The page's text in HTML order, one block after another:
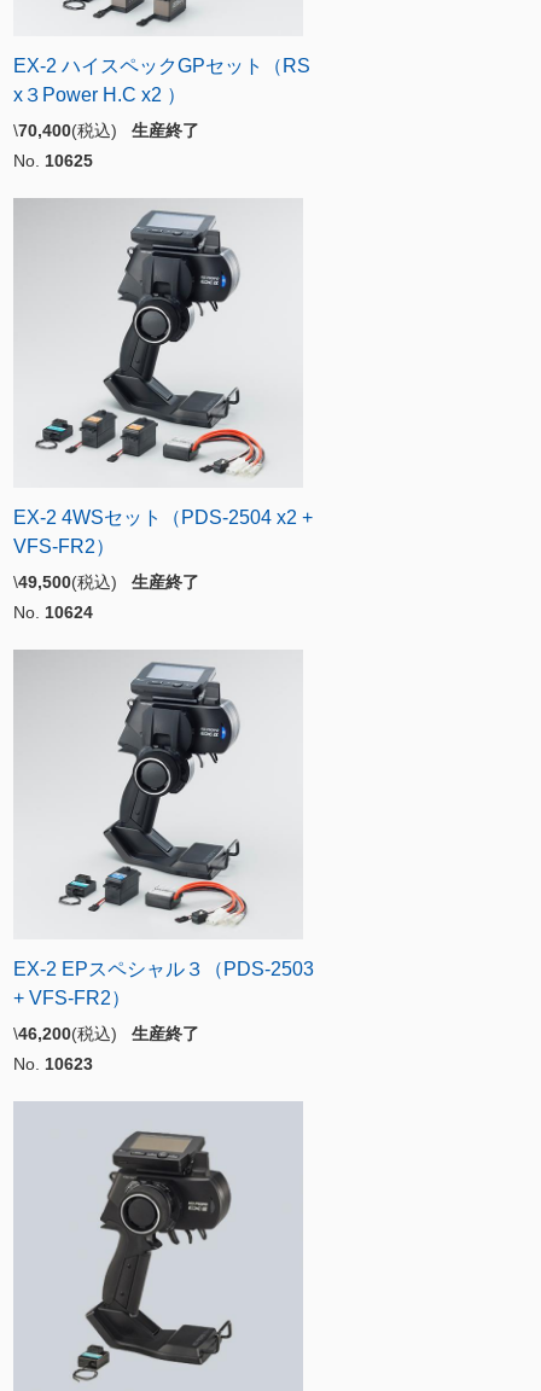
EX-2 ハイスペックGPセット（RS
x３Power H.C x2 ）
\70,400(税込) 生産終了
No. 10625
EX-2 4WSセット（PDS-2504 x2 +
VFS-FR2）
\49,500(税込) 生産終了
No. 10624
EX-2 EPスペシャル３（PDS-2503
+ VFS-FR2）
\46,200(税込) 生産終了
No. 10623